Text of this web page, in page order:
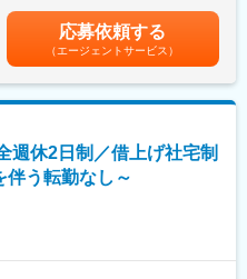
践的な研修会も随時開催。最新の
を身につけたり、患者様とのより
ために人間性を磨いたりしなが
していきます。
を育てるべく、定期的な勉強会・
現在24店舗ですでに導入が進んで
いただくことも可能です。
ワークを誇りますが、患者様の求
：年1回（6月）■賞与：年2回（6
円賃金はあくまでも目安の金額で
能性があります。月給(月額)は固定
応募依頼する
（エージェントサービス）
週休2日制／借上げ社宅制
伴う転勤なし～